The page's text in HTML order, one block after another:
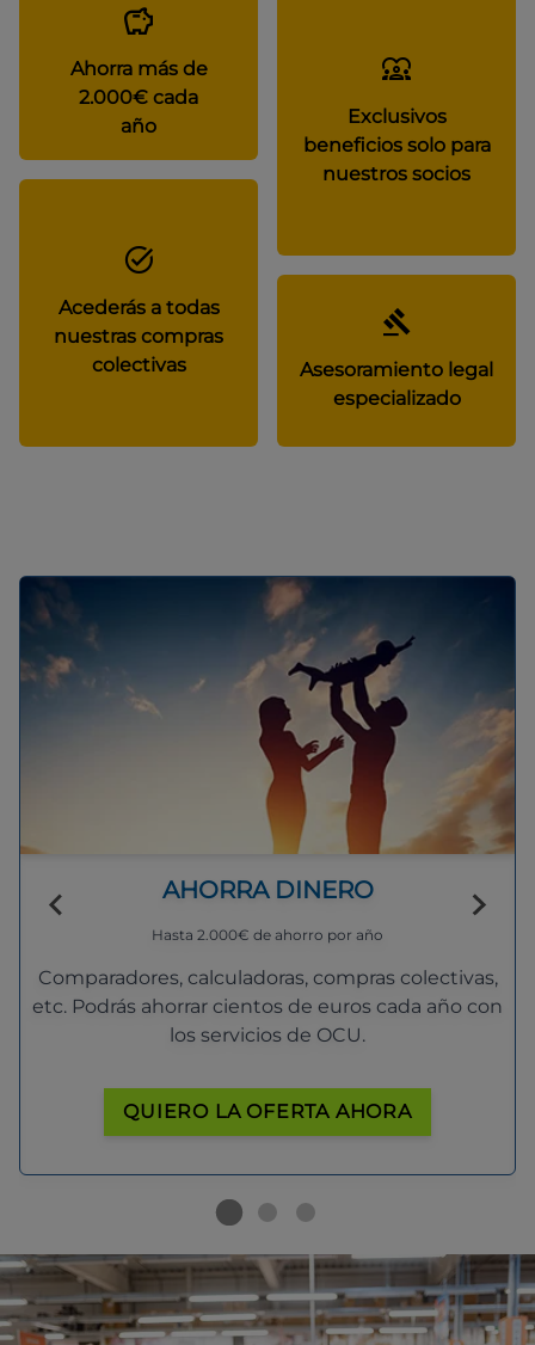
Ahorra más de
2.000€ cada
año
Exclusivos
beneficios solo para
nuestros socios
Acederás a todas
nuestras compras
colectivas
Asesoramiento legal
especializado
AHORRA DINERO
Hasta 2.000€ de ahorro por año
Comparadores, calculadoras, compras colectivas,
etc. Podrás ahorrar cientos de euros cada año con
los servicios de OCU.
QUIERO LA OFERTA AHORA